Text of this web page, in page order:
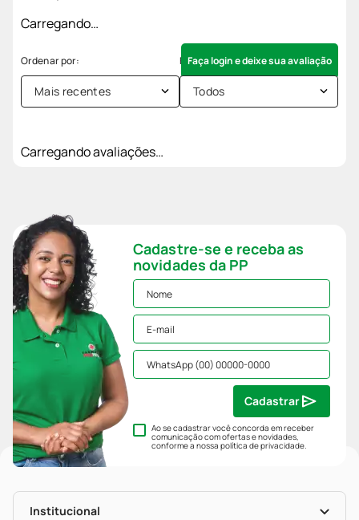
Carregando…
Faça login e deixe sua avaliação
Mais recentes Todos
Carregando avaliações…
Cadastre-se e receba as
novidades da PP
Ao se cadastrar você concorda em receber
comunicação com ofertas e novidades,
conforme a nossapolítica de privacidade.
Cadastrar
Institucional